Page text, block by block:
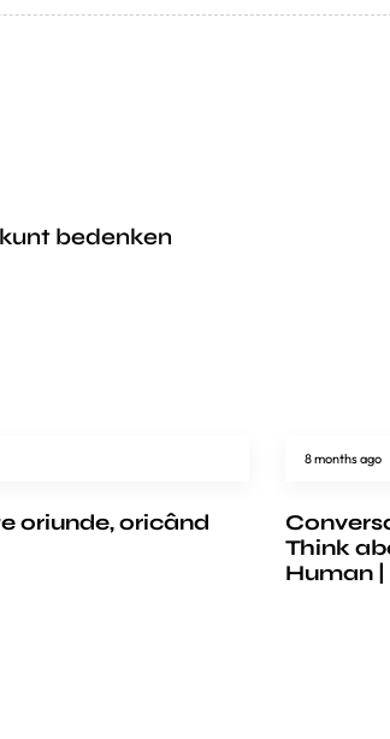
bedenken
oriunde, oricând
8 months ago
Think
Human |